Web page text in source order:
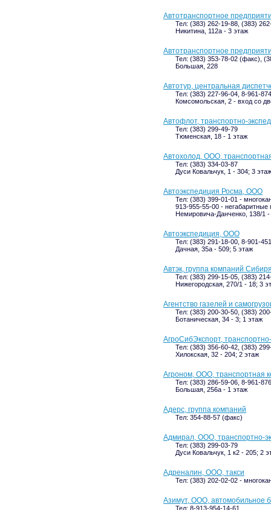
Автотранспортное
Тел: (383) 262-19-88, (383)
Никитина, 112а - 3 этаж
Автотранспортное
Тел: (383) 353-78-02 (факс),
Большая, 228
Автотур, центральная
Тел: (383) 227-96-04, 8-961-
Комсомольская, 2 - вход со
Автофлот, транспортно-
Тел: (383) 299-49-79
Тюменская, 18 - 1 этаж
Автохолод, ООО,
Тел: (383) 334-03-87
Дуси Ковальчук, 1 - 304; 3 этаж
Автоэкспедиция Росма, ООО
Тел: (383) 399-01-01 -
913-955-55-00 - негабаритные
Немировича-Данченко, 138/1
Автоэкспедиция, ООО
Тел: (383) 291-18-00, 8-901-
Дачная, 35а - 509; 5 этаж
Автэк, группа компаний
Тел: (383) 299-15-05, (383)
Нижегородская, 270/1 - 18; 3
Агентство газелей и
Тел: (383) 200-30-50, (383)
Ботаническая, 34 - 3; 1 этаж
АгроСибЭкспорт,
Тел: (383) 356-60-42, (383)
Хилокская, 32 - 204; 2 этаж
Агроном, ООО, транспортная
Тел: (383) 286-59-06, 8-961-
Большая, 256а - 1 этаж
Адерс, группа компаний
Тел: 354-88-57 (факс)
Адмирал, ООО, транспортно-
Тел: (383) 299-03-79
Дуси Ковальчук, 1 к2 - 205; 2
Адреналин, ООО, такси
Тел: (383) 202-02-02 -
Азимут, ООО, автомобильное
Тел: 8-913-954-14-61